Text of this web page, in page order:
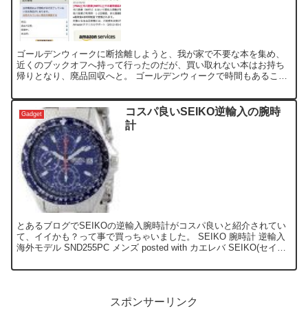
ゴールデンウィークに断捨離しようと、我が家で不要な本を集め、
近くのブックオフへ持って行ったのだが、買い取れない本はお持ち
帰りとなり、廃品回収へと。 ゴールデンウィークで時間もあること
Gadget
コスパ良いSEIKO逆輸入の腕時
計
とあるブログでSEIKOの逆輸入腕時計がコスパ良いと紹介されてい
て、イイかも？って事で買っちゃいました。 SEIKO 腕時計 逆輸入
海外モデル SND255PC メンズ posted with カエレバ SEIKO(セイコ
スポンサーリンク